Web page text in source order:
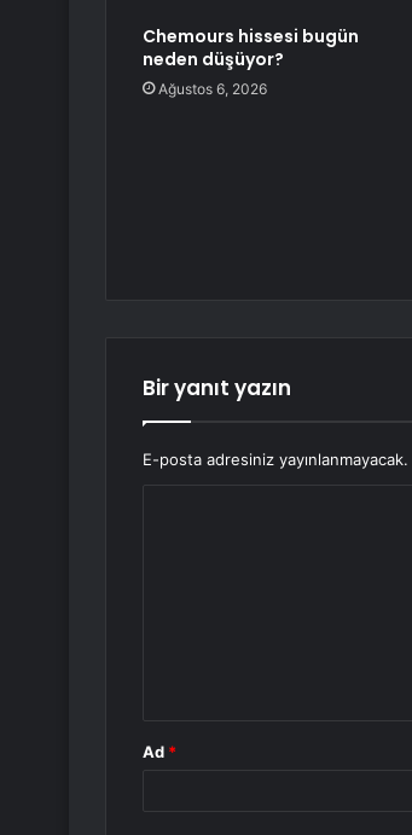
Chemours hissesi bugün
neden düşüyor?
Ağustos 6, 2026
Bir yanıt yazın
E-posta adresiniz yayınlanmayacak.
Ad *